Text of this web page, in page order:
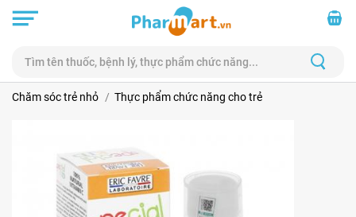
Chăm sóc trẻ nhỏ Thực phẩm chức năng cho trẻ